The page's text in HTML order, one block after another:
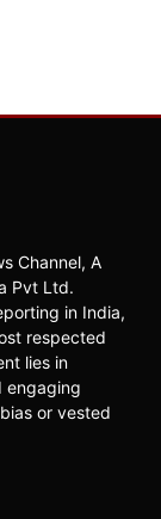
Channel, A
Pvt Ltd.
in India,
respected
lies in
engaging
or vested